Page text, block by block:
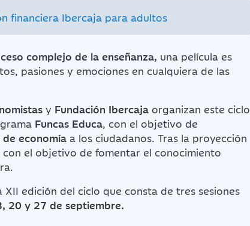
financiera Ibercaja para adultos
complejo de la enseñanza, una película es
pasiones y emociones en cualquiera de las
y Fundación Ibercaja organizan este ciclo
Funcas Educa, con el objetivo de
economía a los ciudadanos. Tras la proyección
el objetivo de fomentar el conocimiento
XII edición del ciclo que consta de tres sesiones
20 y 27 de septiembre.